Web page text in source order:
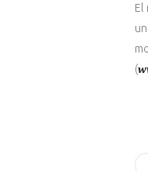
El
(